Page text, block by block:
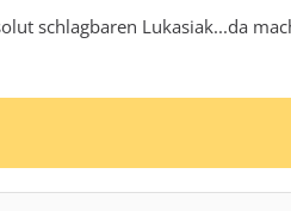
schlagbaren Lukasiak...da